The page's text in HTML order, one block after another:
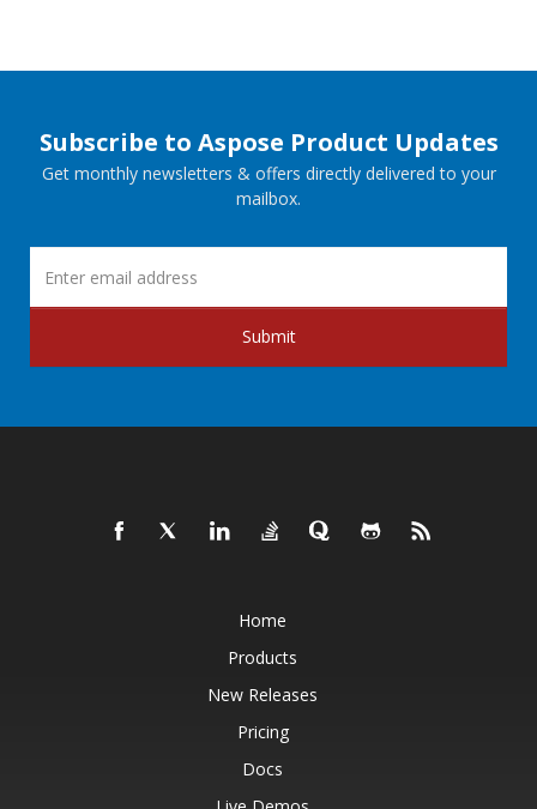
Subscribe to Aspose Product Updates
Get monthly newsletters & offers directly delivered to your
mailbox.
Submit
Home
Products
New Releases
Pricing
Docs